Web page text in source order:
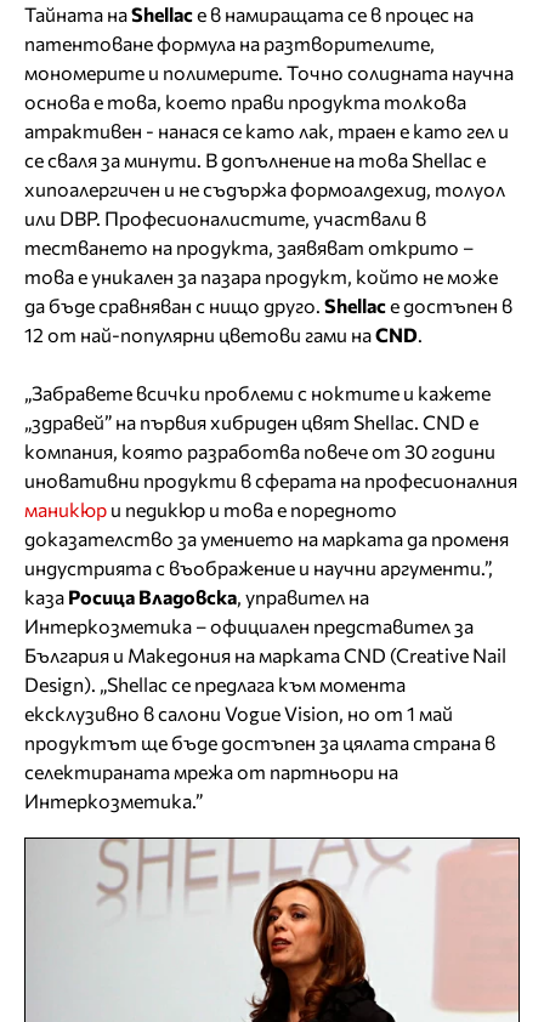
Тайната наShellacе в намиращата се в процес на
патентоване формула на разтворителите,
мономерите и полимерите. Точно солидната научна
основа е това, което прави продукта толкова
атрактивен - нанася се като лак, траен е като гел и
се сваля за минути. В допълнение на това Shellac е
хипоалергичен и не съдържа формоалдехид, толуол
или DBP. Професионалистите, участвали в
тестването на продукта, заявяват открито –
това е уникален за пазара продукт, който не може
да бъде сравняван с нищо друго. Shellacе достъпен в
12 от най-популярни цветови гами наCND
„Забравете всички проблеми с ноктите и кажете
„здравей” на първия хибриден цвят Shellac. CND е
компания, която разработва повече от 30 години
иновативни продукти в сферата на професионалния
маникюр и педикюр и това е поредното
доказателство за умението на марката да променя
индустрията с въображение и научни аргументи.”,
каза Росица Владовска , управител на
Интеркозметика – официален представител за
България и Македония на марката CND (Creative Nail
Design). „Shellac се предлага към момента
ексклузивно в салони Vogue Vision, но от 1 май
продуктът ще бъде достъпен за цялата страна в
селектираната мрежа от партньори на
Интеркозметика.”